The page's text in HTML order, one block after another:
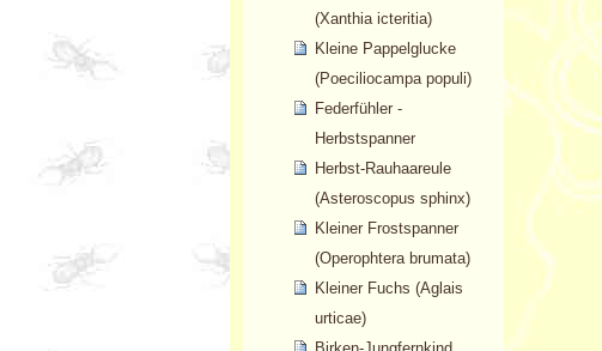
(Xanthia icteritia)
Kleine Pappelglucke
(Poeciliocampa populi)
Federfühler -
Herbstspanner
Herbst-Rauhaareule
(Asteroscopus sphinx)
Kleiner Frostspanner
(Operophtera brumata)
Kleiner Fuchs (Aglais
urticae)